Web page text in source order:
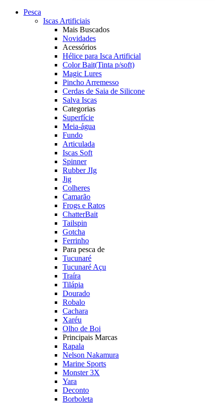
Pesca
Iscas Artificiais
Mais Buscados
Novidades
Acessórios
Hélice para Isca Artificial
Color Bait(Tinta p/soft)
Magic Lures
Pincho Arremesso
Cerdas de Saia de Silicone
Salva Iscas
Categorias
Superfície
Meia-água
Fundo
Articulada
Iscas Soft
Spinner
Rubber JIg
Jig
Colheres
Camarão
Frogs e Ratos
ChatterBait
Tailspin
Gotcha
Ferrinho
Para pesca de
Tucunaré
Tucunaré Açu
Traíra
Tilápia
Dourado
Robalo
Cachara
Xaréu
Olho de Boi
Principais Marcas
Rapala
Nelson Nakamura
Marine Sports
Monster 3X
Yara
Deconto
Borboleta